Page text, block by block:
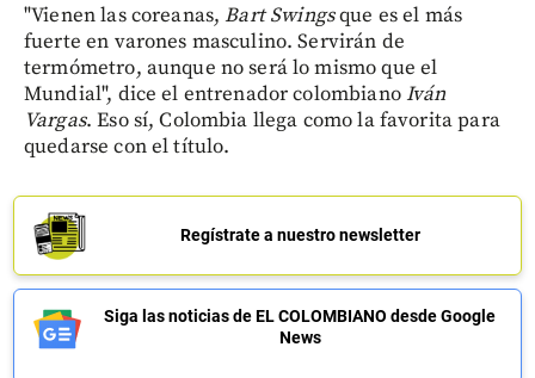
"Vienen las coreanas,Bart Swingsque es el más
fuerte en varones masculino. Servirán de
termómetro, aunque no será lo mismo que el
Mundial", dice el entrenador colombianoIván
Vargas. Eso sí, Colombia llega como la favorita para
quedarse con el título.
Regístrate a nuestro newsletter
Siga las noticias de EL COLOMBIANO desde Google
News